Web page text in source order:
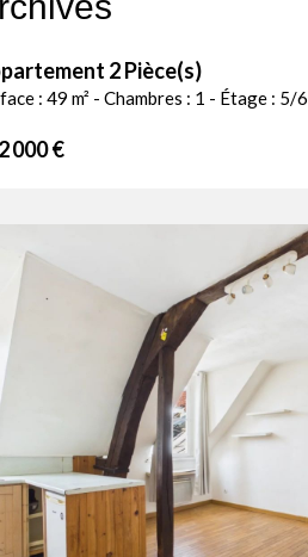
2 Pièce(s)
: 49 m² - Chambres : 1 - Étage : 5/6
000 €